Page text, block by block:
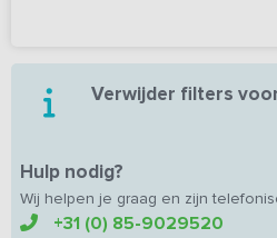
Verwijder filters
Hulp nodig?
Wij helpen je graag en zijn
+31 (0) 85-9029520